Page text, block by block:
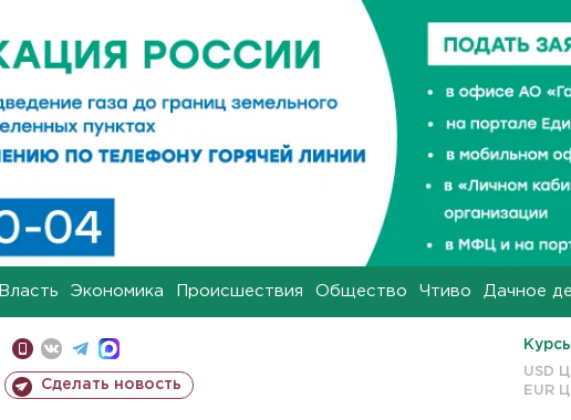
Власть Экономика Происшествия Общество Чтиво Дачное
Сделать новость
USD
EUR